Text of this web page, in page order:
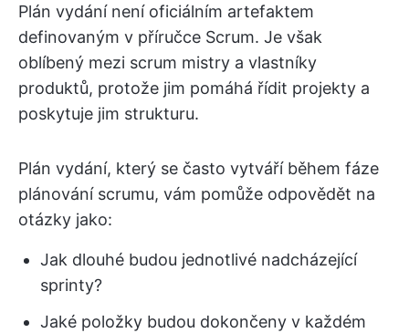
Plán vydání není oficiálním artefaktem
definovaným v příručce Scrum. Je však
oblíbený mezi scrum mistry a vlastníky
produktů, protože jim pomáhá řídit projekty a
poskytuje jim strukturu.
Plán vydání, který se často vytváří během fáze
plánování scrumu, vám pomůže odpovědět na
otázky jako:
Jak dlouhé budou jednotlivé nadcházející
sprinty?
Jaké položky budou dokončeny v každém